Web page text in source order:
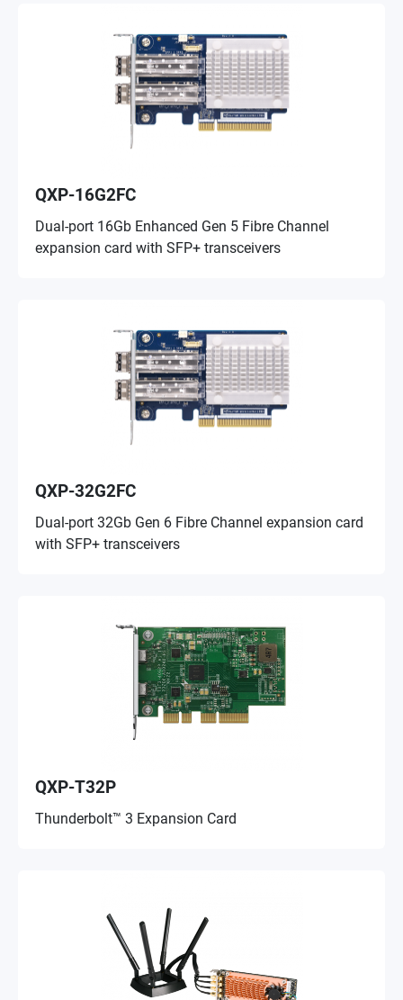
QXP-16G2FC
Dual-port 16Gb Enhanced Gen 5 Fibre Channel
expansion card with SFP+ transceivers
QXP-32G2FC
Dual-port 32Gb Gen 6 Fibre Channel expansion card
with SFP+ transceivers
QXP-T32P
Thunderbolt™ 3 Expansion Card